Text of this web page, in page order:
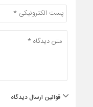
قوانین ارسال دیدگاه